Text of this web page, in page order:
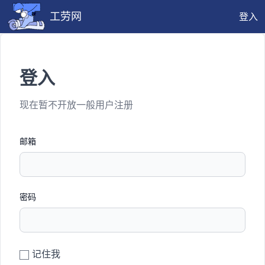
工劳网 登入
登入
现在暂不开放一般用户注册
邮箱
密码
记住我